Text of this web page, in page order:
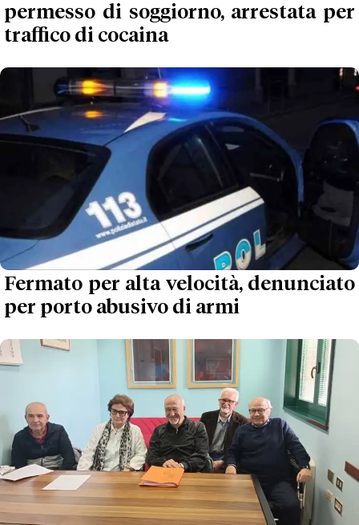
permesso di soggiorno, arrestata per
traffico di cocaina
Fermato per alta velocità, denunciato
per porto abusivo di armi